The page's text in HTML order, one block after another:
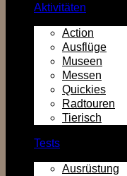
Aktivitäten
Action
Ausflüge
Museen
Messen
Quickies
Radtouren
Tierisch
Tests
Ausrüstung